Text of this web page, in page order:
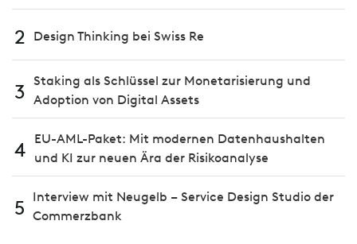
2 Design Thinking bei Swiss Re
3 Staking als Schlüssel zur Monetarisierung und
Adoption von Digital Assets
4
EU-AML-Paket: Mit modernen Datenhaushalten
und KI zur neuen Ära der Risikoanalyse
5
Interview mit Neugelb – Service Design Studio der
Commerzbank